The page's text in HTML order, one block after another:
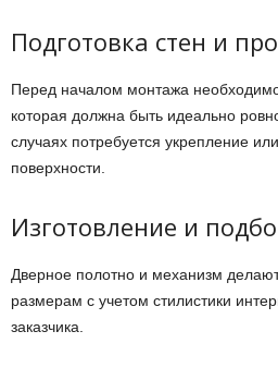
Подготовка стен и
Перед началом монтажа необходимо
которая должна быть идеально
случаях потребуется укрепление
поверхности.
Изготовление и
Дверное полотно и механизм
размерам с учетом стилистики
заказчика.